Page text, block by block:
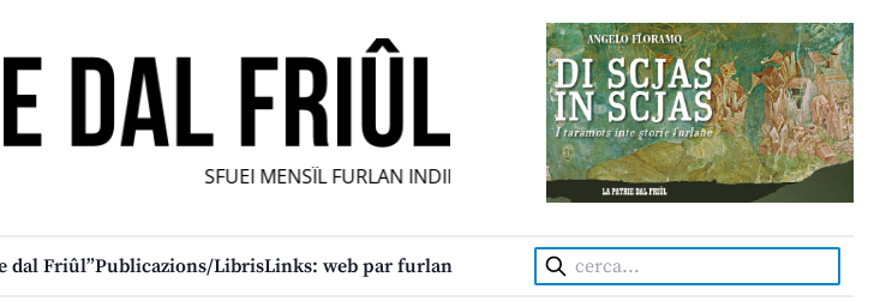
SFUEI MENSÎL FURLAN INDIPENDENT • INDEPENDENT FRIULIAN MONTHLY •
dal Friûl”Publicazions/LibrisLinks: web par furlan Cerca: